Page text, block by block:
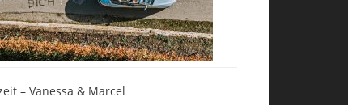
– Vanessa & Marcel